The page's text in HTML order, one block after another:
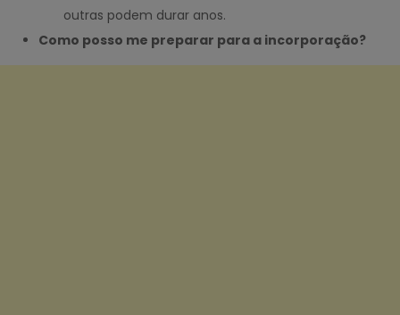
outras podem durar anos.
Como posso me preparar para a incorporação?